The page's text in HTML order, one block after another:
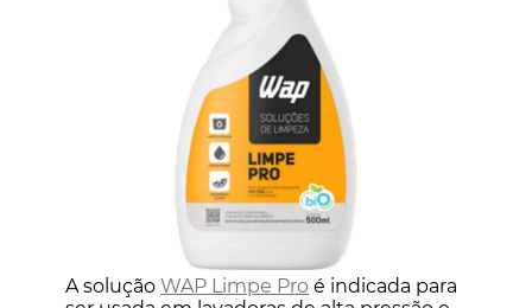
A solução WAP Limpe Pro é indicada para